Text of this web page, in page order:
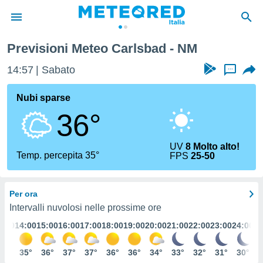
di
per
le
di
le
Previsioni Meteo Carlsbad - NM
14:57 Sabato ...
Nubi sparse
36°
Temp. percepita 35°
UV8 Molto alto!
FPS25-50
Per ora
Intervalli nuvolosi nelle prossime ore
14:00
35°
15:00
36°
16:00
37°
17:00
37°
18:00
36°
19:00
36°
20:00
34°
21:00
33°
22:00
32°
23:00
31°
24:00
30°